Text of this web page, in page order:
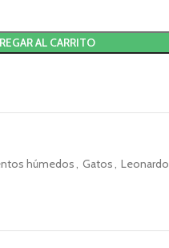
AL CARRITO
húmedos, Gatos, Leonardo